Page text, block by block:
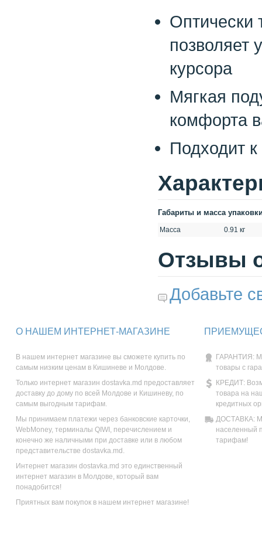
Оптически
позволяет
курсора
Мягкая
комфорта
Подходит
Габариты и масса
Масса 0.91 кг
Отзывы
Добавьте
О НАШЕМ ИНТЕРНЕТ-МАГАЗИНЕ
В нашем интернет магазине вы сможете купить по
самым низким ценам в Кишиневе и Молдове.
Только интернет магазин dostavka.md предоставляет
доставку до дому по всей Молдове и Кишиневу, по
самым выгодным тарифам.
Мы принимаем платежи через банковские карточки,
WebMoney, терминалы QIWI, перечислением и
конечно же наличными при доставке или в любом
представительстве dostavka.md.
Интернет магазин dostavka.md это единственный
интернет магазин в Молдове, который вам
понадобится!
Приятных вам покупок в нашем интернет магазине!
ГАРАНТИЯ:
товары с
КРЕДИТ:
товара на
кредитных
ДОСТАВКА:
населенный
тарифам!